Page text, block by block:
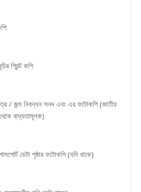
প্রিন্ট কপি
/ জন্ম নিবন্ধন সনদ এবং এর ফটোকপি (জাতীয়
বাধ্যতামূলক)
ডেটা পৃষ্ঠার ফটোকপি (যদি থাকে)